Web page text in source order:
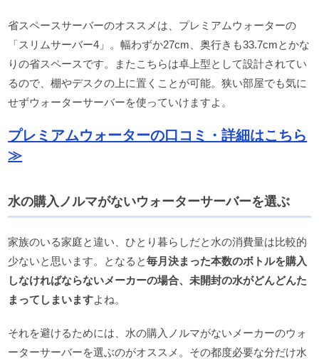
省スペースサーバーのオススメは、プレミアムウォーターの
「スリムサーバー4」。幅わずか27cm、奥行きも33.7cmとかな
りの省スペースです。またこちらは卓上型として設計されてい
るので、棚やデスクの上に置くことが可能。狭い部屋でも気に
せずウォーターサーバーを使っていけますよ。
プレミアムウォーターの口コミ・詳細はこちら
≫
水の購入ノルマがないウォーターサーバーを選ぶ
家族のいる家庭と違い、ひとり暮らしだと水の消費量は比較的
少ないと思います。となると毎月決まった本数のボトルを購入
しなければならないメーカーの場合、未開封の水がどんどんた
まってしまいますよね。
それを避けるためには、水の購入ノルマがないメーカーのウォ
ーターサーバーを選ぶのがオススメ。その都度必要な分だけ水